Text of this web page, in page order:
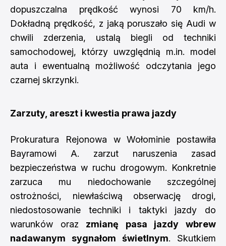
dopuszczalna prędkość wynosi 70 km/h.
Dokładną prędkość, z jaką poruszało się Audi w
chwili zderzenia, ustalą biegli od techniki
samochodowej, którzy uwzględnią m.in. model
auta i ewentualną możliwość odczytania jego
czarnej skrzynki.
Zarzuty, areszt i kwestia prawa jazdy
Prokuratura Rejonowa w Wołominie postawiła
Bayramowi A. zarzut naruszenia zasad
bezpieczeństwa w ruchu drogowym. Konkretnie
zarzuca mu niedochowanie szczególnej
ostrożności, niewłaściwą obserwację drogi,
niedostosowanie techniki i taktyki jazdy do
warunków oraz zmianę pasa jazdy wbrew
nadawanym sygnałom świetlnym. Skutkiem